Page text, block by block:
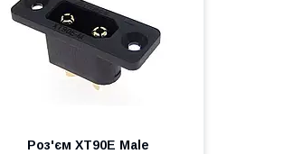
Роз'єм XT90E Male